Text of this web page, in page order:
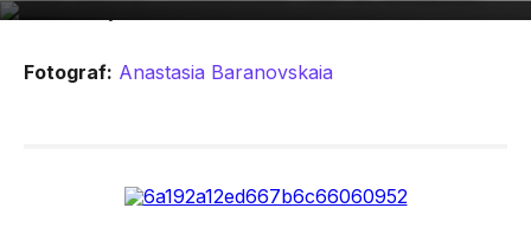
Fotograf: Anastasia Baranovskaia